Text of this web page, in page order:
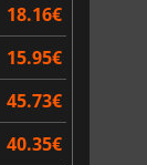
18.16€
15.95€
45.73€
40.35€